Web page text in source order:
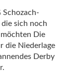
Schozach-
sich noch
Die
die Niederlage
Derby